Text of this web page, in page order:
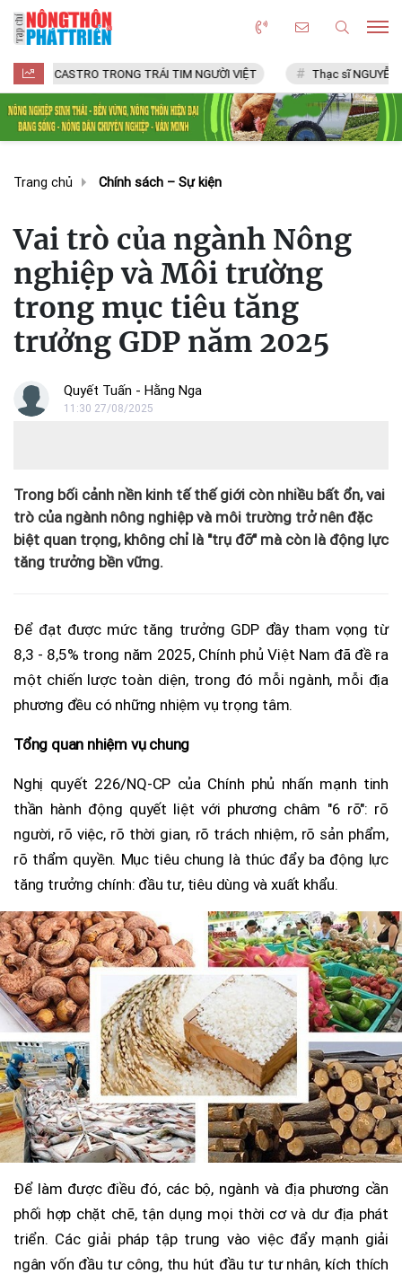
TRONG TRÁI TIM NGƯỜI VIỆT Thạc sĩ NGUYỄN VĂN CHÍ
Trang chủ Chính sách – Sự kiện
Vai trò của ngành Nông
nghiệp và Môi trường
trong mục tiêu tăng
trưởng GDP năm 2025
Quyết Tuấn - Hằng Nga
11:30 27/08/2025
Trong bối cảnh nền kinh tế thế giới còn nhiều bất ổn, vai
trò của ngành nông nghiệp và môi trường trở nên đặc
biệt quan trọng, không chỉ là "trụ đỡ" mà còn là động lực
tăng trưởng bền vững.
Để đạt được mức tăng trưởng GDP đầy tham vọng từ
8,3 - 8,5% trong năm 2025, Chính phủ Việt Nam đã đề ra
một chiến lược toàn diện, trong đó mỗi ngành, mỗi địa
phương đều có những nhiệm vụ trọng tâm.
Tổng quan nhiệm vụ chung
Nghị quyết 226/NQ-CP của Chính phủ nhấn mạnh tinh
thần hành động quyết liệt với phương châm "6 rõ": rõ
người, rõ việc, rõ thời gian, rõ trách nhiệm, rõ sản phẩm,
rõ thẩm quyền. Mục tiêu chung là thúc đẩy ba động lực
tăng trưởng chính: đầu tư, tiêu dùng và xuất khẩu.
Để làm được điều đó, các bộ, ngành và địa phương cần
phối hợp chặt chẽ, tận dụng mọi thời cơ và dư địa phát
triển. Các giải pháp tập trung vào việc đẩy mạnh giải
ngân vốn đầu tư công, thu hút đầu tư tư nhân, kích thích